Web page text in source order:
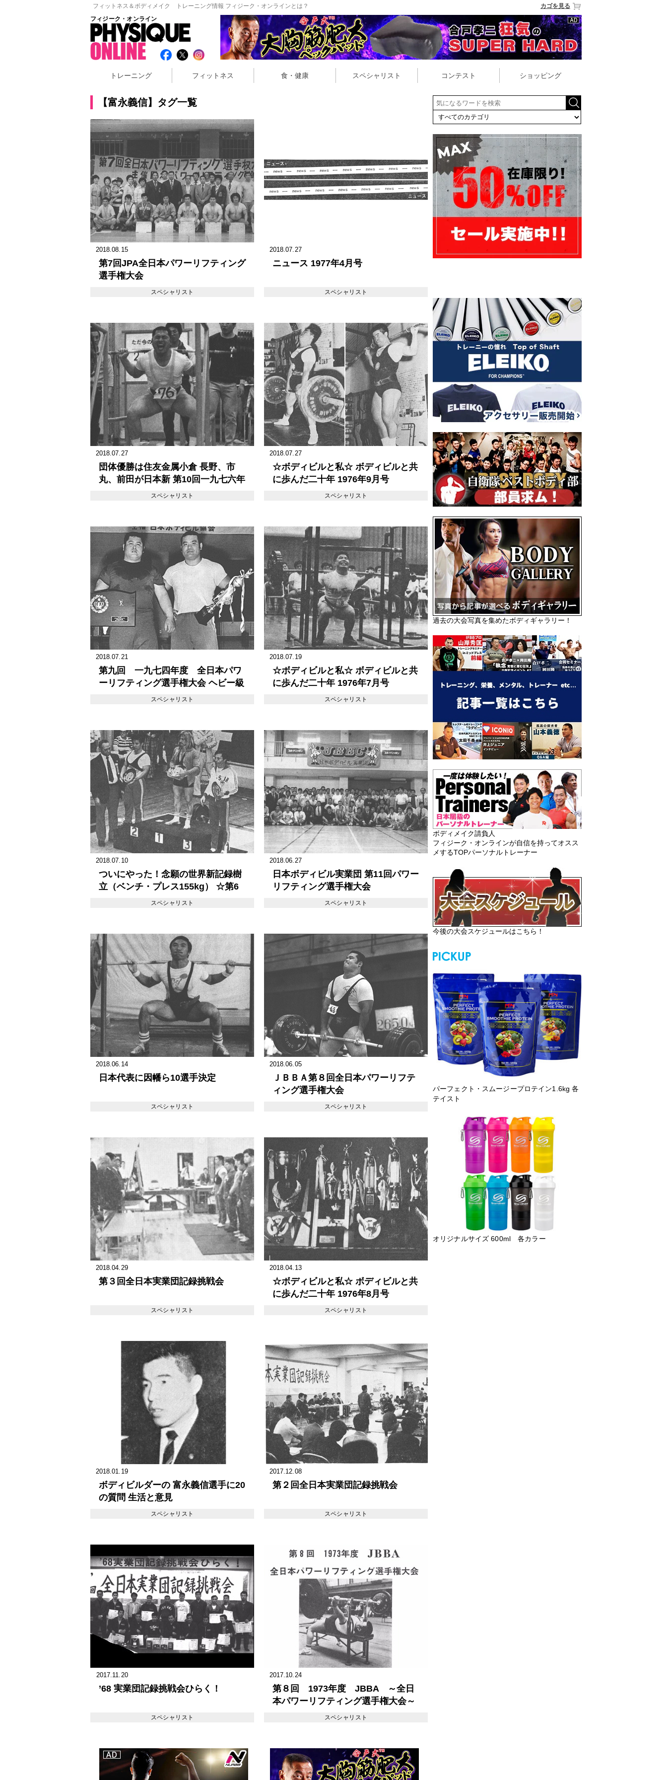
フィットネス＆ボディメイク トレーニング情報 フィジーク・オンラインとは？
カゴを見る
フィジーク・オンライン
トレーニング フィットネス 食・健康 スペシャリスト コンテスト ショッピング
過去の大会写真を集めたボディギャラリー！
ボディメイク請負人
フィジーク・オンラインが自信を持ってオスス
メするTOPパーソナルトレーナー
今後の大会スケジュールはこちら！
パーフェクト・スムージープロテイン1.6kg 各
テイスト
オリジナルサイズ 600ml 各カラー
【富永義信】タグ一覧
2018.08.15
第7回JPA全日本パワーリフティング
選手権大会
スペシャリスト
2018.07.27
ニュース 1977年4月号
スペシャリスト
2018.07.27
団体優勝は住友金属小倉 長野、市
丸、前田が日本新 第10回一九七六年
度全日本実業団パワーリフティング
スペシャリスト
2018.07.27
☆ボディビルと私☆ ボディビルと共
に歩んだ二十年 1976年9月号
スペシャリスト
2018.07.21
第九回 一九七四年度 全日本パワ
ーリフティング選手権大会 ヘビー級
の激突 仲村、足立を制す
スペシャリスト
2018.07.19
☆ボディビルと私☆ ボディビルと共
に歩んだ二十年 1976年7月号
スペシャリスト
2018.07.10
ついにやった！念願の世界新記録樹
立（ベンチ・プレス155kg） ☆第6
回1976年度世界パワーリフティング
スペシャリスト
2018.06.27
日本ボディビル実業団 第11回パワー
リフティング選手権大会
スペシャリスト
2018.06.14
日本代表に因幡ら10選手決定
スペシャリスト
2018.06.05
ＪＢＢＡ第８回全日本パワーリフテ
ィング選手権大会
スペシャリスト
2018.04.29
第３回全日本実業団記録挑戦会
スペシャリスト
2018.04.13
☆ボディビルと私☆ ボディビルと共
に歩んだ二十年 1976年8月号
スペシャリスト
2018.01.19
ボディビルダーの 富永義信選手に20
の質問 生活と意見
スペシャリスト
2017.12.08
第２回全日本実業団記録挑戦会
スペシャリスト
2017.11.20
’68 実業団記録挑戦会ひらく！
スペシャリスト
2017.10.24
第８回 1973年度 JBBA ～全日
本パワーリフティング選手権大会～
スペシャリスト